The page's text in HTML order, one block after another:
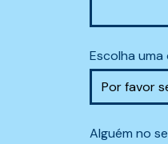
Escolha
Alguém no